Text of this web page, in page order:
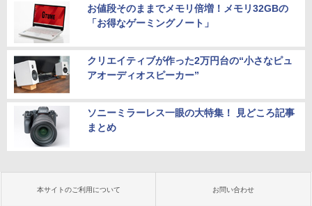
お値段そのままでメモリ倍増！メモリ32GBの
「お得なゲーミングノート」
クリエイティブが作った2万円台の“小さなピュ
アオーディオスピーカー”
ソニーミラーレス一眼の大特集！ 見どころ記事
まとめ
本サイトのご利用について お問い合わせ